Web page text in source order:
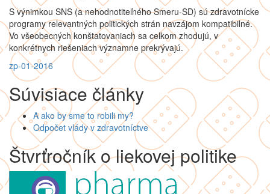
S výnimkou SNS (a nehodnotiteľného Smeru-SD) sú zdravotnícke
programy relevantných politických strán navzájom kompatibilné.
Vo všeobecných konštatovaniach sa celkom zhodujú, v
konkrétnych riešeniach významne prekrývajú.
zp-01-2016
Súvisiace články
A ako by sme to robili my?
Odpočet vlády v zdravotníctve
Štvrťročník o liekovej politike